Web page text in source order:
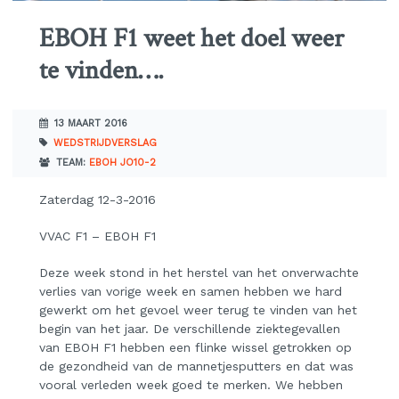
EBOH F1 weet het doel weer
te vinden….
13 MAART 2016
WEDSTRIJDVERSLAG
TEAM: EBOH JO10-2
Zaterdag 12-3-2016
VVAC F1 – EBOH F1
Deze week stond in het herstel van het onverwachte
verlies van vorige week en samen hebben we hard
gewerkt om het gevoel weer terug te vinden van het
begin van het jaar. De verschillende ziektegevallen
van EBOH F1 hebben een flinke wissel getrokken op
de gezondheid van de mannetjesputters en dat was
vooral verleden week goed te merken. We hebben